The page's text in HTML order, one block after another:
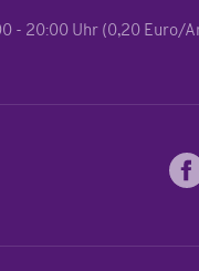
- 20:00 Uhr (0,20 Euro/